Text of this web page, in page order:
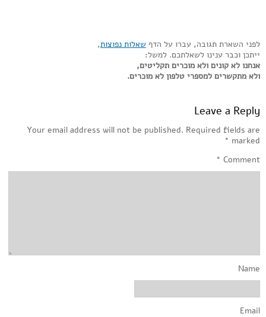
לפני השארת תגובה, עברו על הדף שאלות נפוצות,
ייתכן וכבר ענינו לשאלתכם. למשל:
אנחנו לא קונים ולא מוכרים תקליטים,
ולא מתקשרים למספרי טלפון לא מוכרים.
Leave a Reply
Your email address will not be published. Required fields are
marked
*
Comment
*
Name
Email